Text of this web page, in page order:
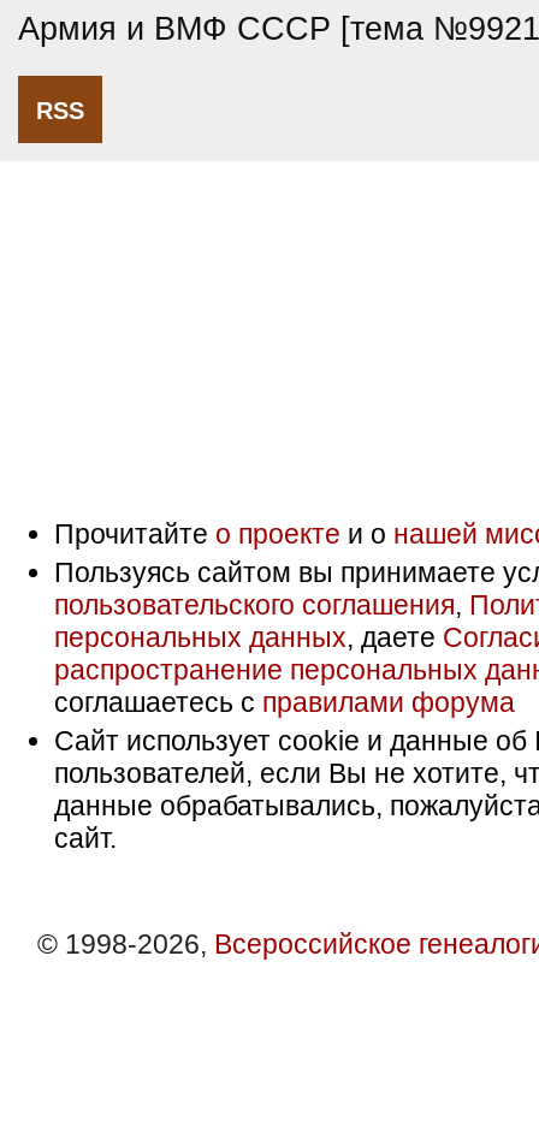
Армия и ВМФ СССР [тема
RSS
Прочитайте о проекте и о нашей
Пользуясь сайтом вы принимаете
пользовательского соглашения,
персональных данных, даете
распространение персональных
соглашаетесь с правилами форума
Сайт использует cookie и данные об
пользователей, если Вы не хотите,
данные обрабатывались,
сайт.
© 1998-2026, Всероссийское